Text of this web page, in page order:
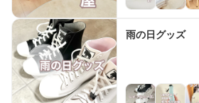
雨の日グッズ